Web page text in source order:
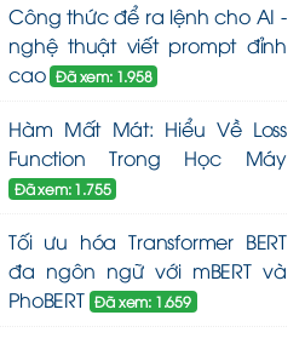
Công thức để ra lệnh cho AI -
nghệ thuật viết prompt đỉnh
cao Đã xem: 1.958
Hàm Mất Mát: Hiểu Về Loss
Function Trong Học Máy
Đã xem: 1.755
Tối ưu hóa Transformer BERT
đa ngôn ngữ với mBERT và
PhoBERT Đã xem: 1.659